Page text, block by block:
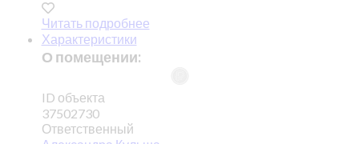
Читать подробнее
Характеристики
О помещении:
ID объекта
37502730
Ответственный